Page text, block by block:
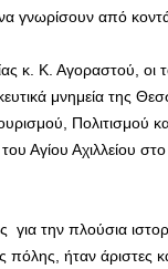
γνωρίσουν από
κ. Κ. Αγοραστού, οι
μνημεία της
Πολιτισμού
Αγίου Αχιλλείου
την πλούσια
πόλης, ήταν